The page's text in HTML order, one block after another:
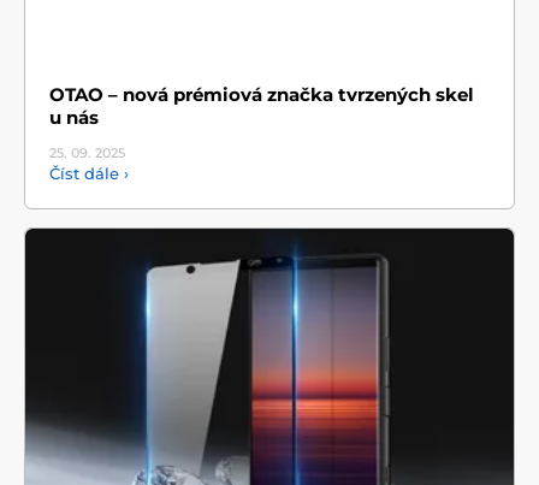
OTAO – nová prémiová značka tvrzených skel
u nás
25. 09. 2025
Číst dále ›